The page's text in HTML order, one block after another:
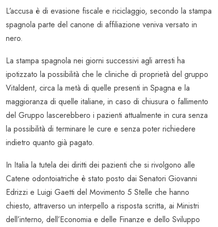
L’accusa è di evasione fiscale e riciclaggio, secondo la stampa
spagnola parte del canone di affiliazione veniva versato in
nero.
La stampa spagnola nei giorni successivi agli arresti ha
ipotizzato la possibilità che le cliniche di proprietà del gruppo
Vitaldent, circa la metà di quelle presenti in Spagna e la
maggioranza di quelle italiane, in caso di chiusura o fallimento
del Gruppo lascerebbero i pazienti attualmente in cura senza
la possibilità di terminare le cure e senza poter richiedere
indietro quanto già pagato.
In Italia la tutela dei diritti dei pazienti che si rivolgono alle
Catene odontoiatriche è stato posto dai Senatori Giovanni
Edrizzi e Luigi Gaetti del Movimento 5 Stelle che hanno
chiesto, attraverso un interpello a risposta scritta, ai Ministri
dell’interno, dell’Economia e delle Finanze e dello Sviluppo